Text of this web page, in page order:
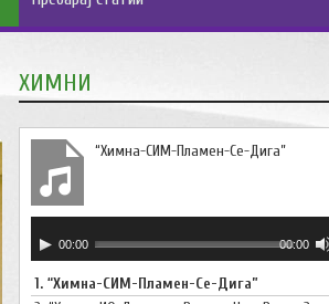
ХИМНИ
“Химна-СИМ-Пламен-Се-Дига”
плејер00:00 00:00
1.“Химна-СИМ-Пламен-Се-Дига”